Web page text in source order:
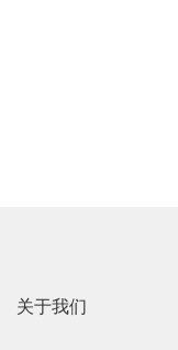
关于我们